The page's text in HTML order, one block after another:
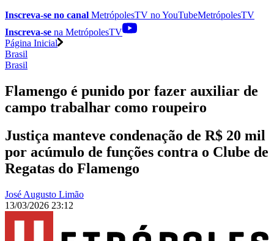
Inscreva-se no canal MetrópolesTV noYouTubeMetrópolesTV
Inscreva-se na MetrópolesTV
Página Inicial
Brasil
Brasil
Flamengo é punido por fazer auxiliar de
campo trabalhar como roupeiro
Justiça manteve condenação de R$ 20 mil
por acúmulo de funções contra o Clube de
Regatas do Flamengo
José Augusto Limão
13/03/2026 23:12